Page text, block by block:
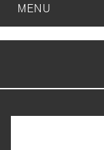
MENU